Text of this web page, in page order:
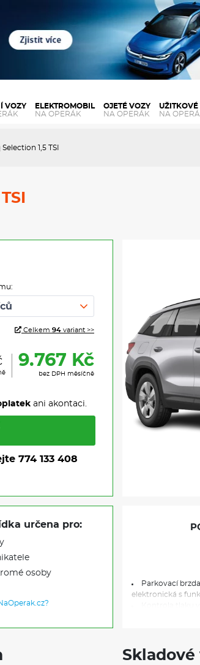
VOZY
ELEKTROMOBIL
NA OPERÁK
OJETÉ VOZY
NA OPERÁK
UŽITKOVÉ
NA
1,5 TSI
Celkem 94 variant >>
9.767 Kč
bez DPH měsíčně
ani akontaci.
774 133 408
určena pro:
osoby
Parkovací brzda
elektronická s
Parkovací
asistent pro